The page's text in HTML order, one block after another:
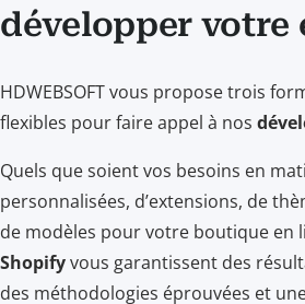
développer votre
HDWEBSOFT vous propose trois
flexibles pour faire appel à nos
Quels que soient vos besoins en
personnalisées, d’extensions, de
de modèles pour votre boutique en
Shopifyvous garantissent des
des méthodologies éprouvées et